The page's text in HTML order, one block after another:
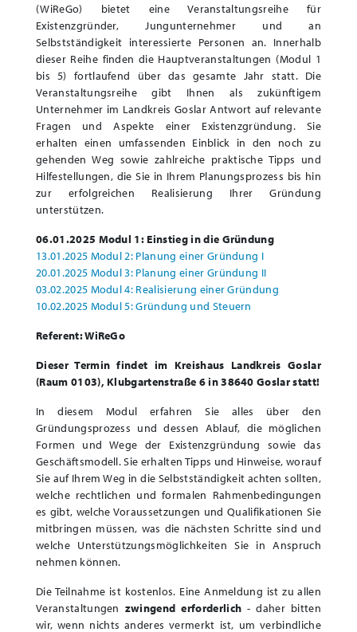
(WiReGo) bietet eine Veranstaltungsreihe für
Existenzgründer, Jungunternehmer und an
Selbstständigkeit interessierte Personen an. Innerhalb
dieser Reihe finden die Hauptveranstaltungen (Modul 1
bis 5) fortlaufend über das gesamte Jahr statt. Die
Veranstaltungsreihe gibt Ihnen als zukünftigem
Unternehmer im Landkreis Goslar Antwort auf relevante
Fragen und Aspekte einer Existenzgründung. Sie
erhalten einen umfassenden Einblick in den noch zu
gehenden Weg sowie zahlreiche praktische Tipps und
Hilfestellungen, die Sie in Ihrem Planungsprozess bis hin
zur erfolgreichen Realisierung Ihrer Gründung
unterstützen.
06.01.2025 Modul 1: Einstieg in die Gründung
13.01.2025 Modul 2: Planung einer Gründung I
20.01.2025 Modul 3: Planung einer Gründung II
03.02.2025 Modul 4: Realisierung einer Gründung
10.02.2025 Modul 5: Gründung und Steuern
Referent: WiReGo
Dieser Termin findet im Kreishaus Landkreis Goslar
(Raum 0103), Klubgartenstraße 6 in 38640 Goslar statt!
In diesem Modul erfahren Sie alles über den
Gründungsprozess und dessen Ablauf, die möglichen
Formen und Wege der Existenzgründung sowie das
Geschäftsmodell. Sie erhalten Tipps und Hinweise, worauf
Sie auf Ihrem Weg in die Selbstständigkeit achten sollten,
welche rechtlichen und formalen Rahmenbedingungen
es gibt, welche Voraussetzungen und Qualifikationen Sie
mitbringen müssen, was die nächsten Schritte sind und
welche Unterstützungsmöglichkeiten Sie in Anspruch
nehmen können.
Die Teilnahme ist kostenlos. Eine Anmeldung ist zu allen
Veranstaltungen zwingend erforderlich - daher bitten
wir, wenn nichts anderes vermerkt ist, um verbindliche